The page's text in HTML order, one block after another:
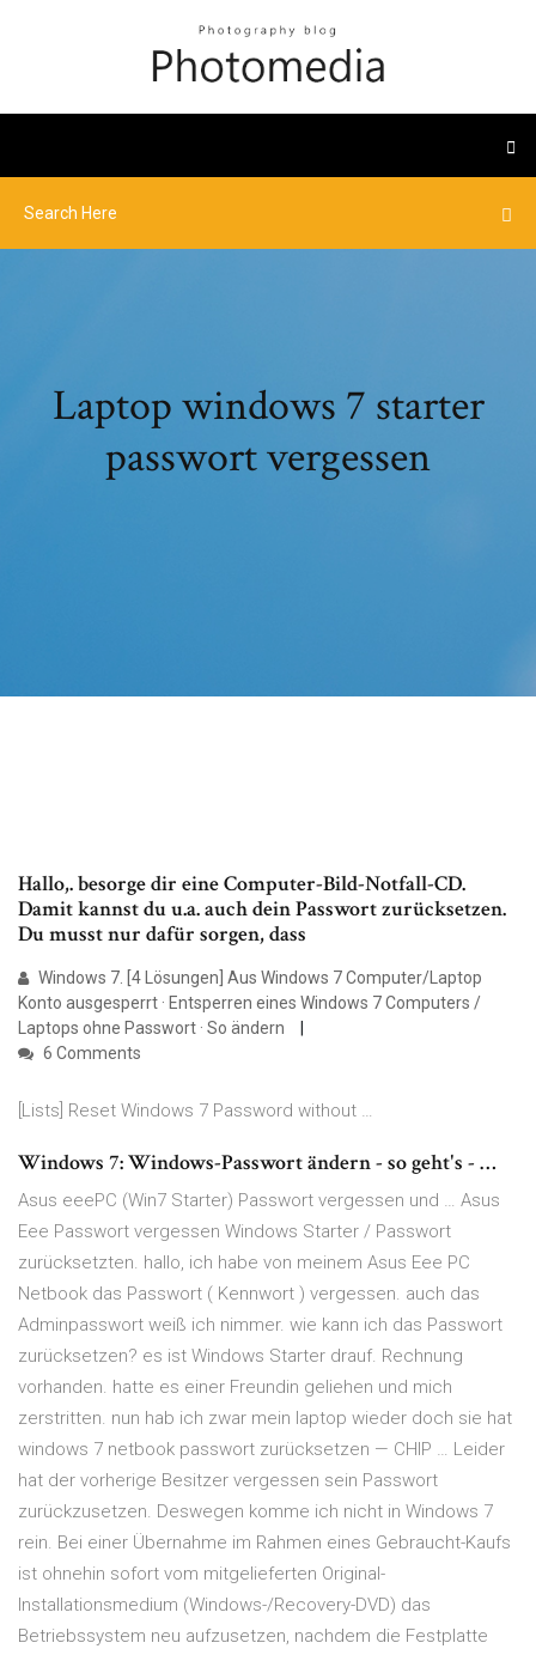
Laptop windows 7 starter
passwort vergessen
Hallo,. besorge dir eine Computer-Bild-Notfall-CD.
Damit kannst du u.a. auch dein Passwort zurücksetzen.
Du musst nur dafür sorgen, dass
Windows 7. [4 Lösungen] Aus Windows 7 Computer/Laptop
Konto ausgesperrt · Entsperren eines Windows 7 Computers /
Laptops ohne Passwort · So ändern
6 Comments
[Lists] Reset Windows 7 Password without …
Windows 7: Windows-Passwort ändern - so geht's - …
Asus eeePC (Win7 Starter) Passwort vergessen und … Asus
Eee Passwort vergessen Windows Starter / Passwort
zurücksetzten. hallo, ich habe von meinem Asus Eee PC
Netbook das Passwort ( Kennwort ) vergessen. auch das
Adminpasswort weiß ich nimmer. wie kann ich das Passwort
zurücksetzen? es ist Windows Starter drauf. Rechnung
vorhanden. hatte es einer Freundin geliehen und mich
zerstritten. nun hab ich zwar mein laptop wieder doch sie hat
windows 7 netbook passwort zurücksetzen — CHIP … Leider
hat der vorherige Besitzer vergessen sein Passwort
zurückzusetzen. Deswegen komme ich nicht in Windows 7
rein. Bei einer Übernahme im Rahmen eines Gebraucht-Kaufs
ist ohnehin sofort vom mitgelieferten Original-
Installationsmedium (Windows-/Recovery-DVD) das
Betriebssystem neu aufzusetzen, nachdem die Festplatte